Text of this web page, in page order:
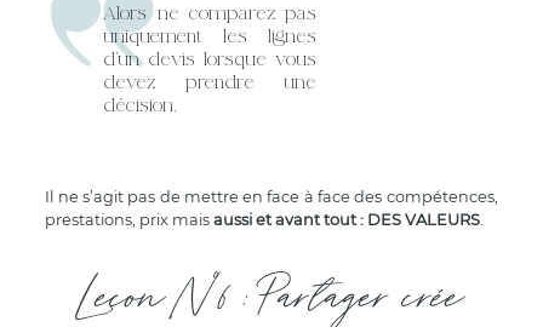
Alors ne comparez pas
uniquement les lignes
d’un devis lorsque vous
devez prendre une
décision.
Il ne s’agit pas de mettre en face à face des compétences,
prestations, prix maisaussi et avant tout : DES VALEURS
Leçon N°6 : Partager crée